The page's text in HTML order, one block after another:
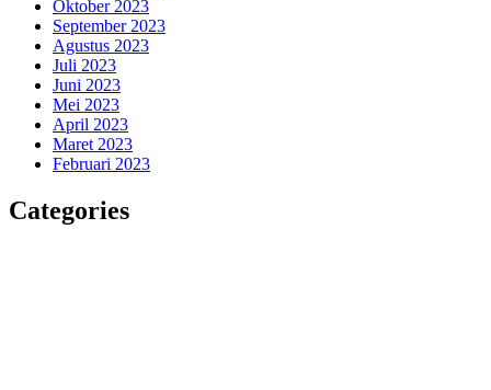
Oktober 2023
September 2023
Agustus 2023
Juli 2023
Juni 2023
Mei 2023
April 2023
Maret 2023
Februari 2023
Categories